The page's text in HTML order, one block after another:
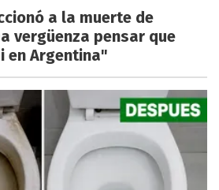
a la muerte de
vergüenza pensar que
en Argentina"